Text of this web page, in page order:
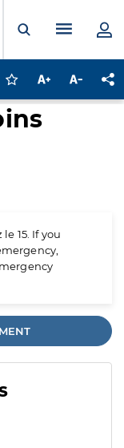
Ouvrir laMenu
Connectez-vous
Augmenter la
15. If you